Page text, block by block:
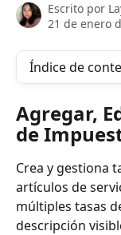
Escrito por
21 de enero
Índice de
Agregar,
de
Crea y gestiona
artículos de
múltiples tasas
descripción